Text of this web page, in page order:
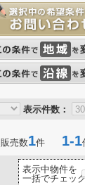
表示件数：
売数1件 1-1
表示中物件を
一括でチェッ